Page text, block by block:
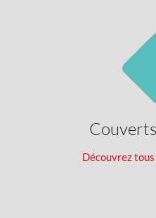
Découvrez